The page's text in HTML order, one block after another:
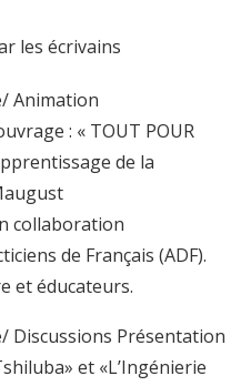
les écrivains
Animation
: « TOUT POUR
de la
collaboration
de Français (ADF).
et éducateurs.
Discussions Présentation
et «L’Ingénierie